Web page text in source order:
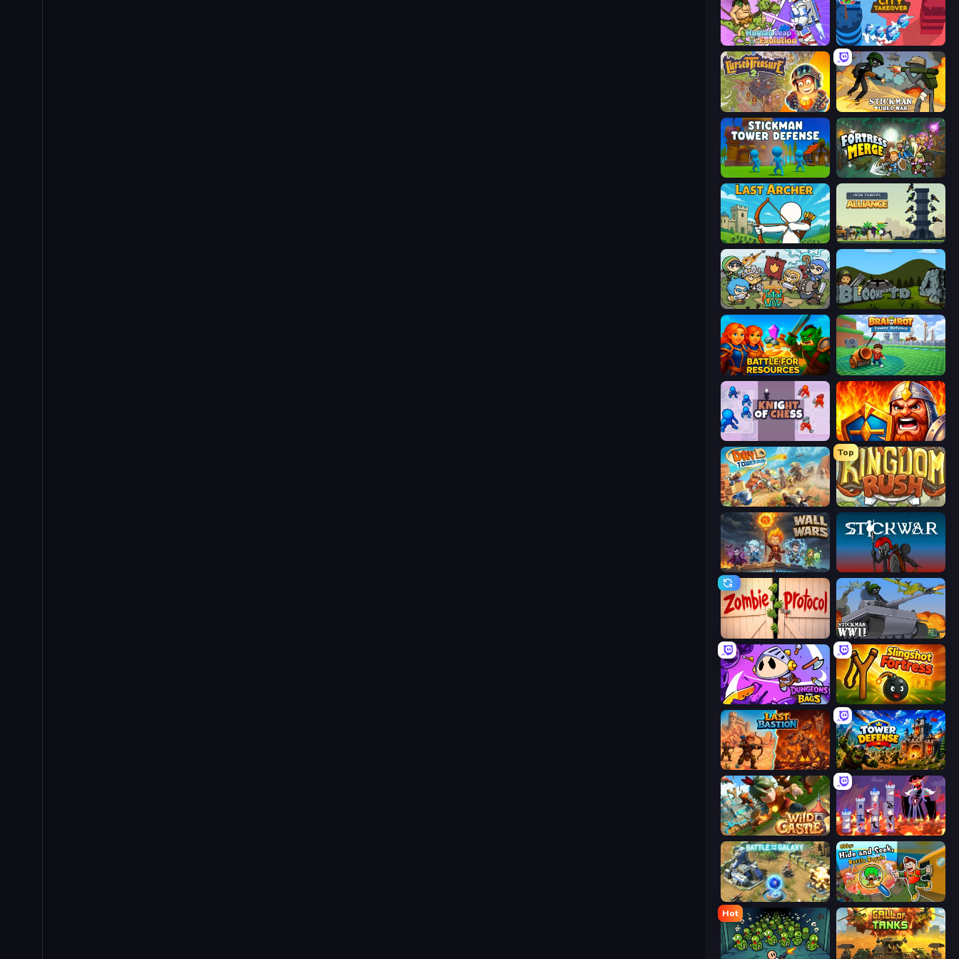
Human Leap: Evolution City Takeover
Cursed Treasure 2 Stickman World War
Fortress Merge
Last Archer Iron Towers Alliance
Raid Heroes: Total War Bloons Tower Defense 4
Battle for Resources Brainrot Tower Defence
Knight of Chess WarLink: Crown & Clash
Day D Tower Rush
Top
Kingdom Rush
Wall Wars Stick War
Zombie Protocol Stickman WW2
Dungeons and Bags Slingshot Fortress
Last Bastion Tower Defense
Wild Castle TD: Grow Empire Hero Castle War: Tower Attack
Battle for the Galaxy Obby: Hide and Seek, Battle Royale
Hot